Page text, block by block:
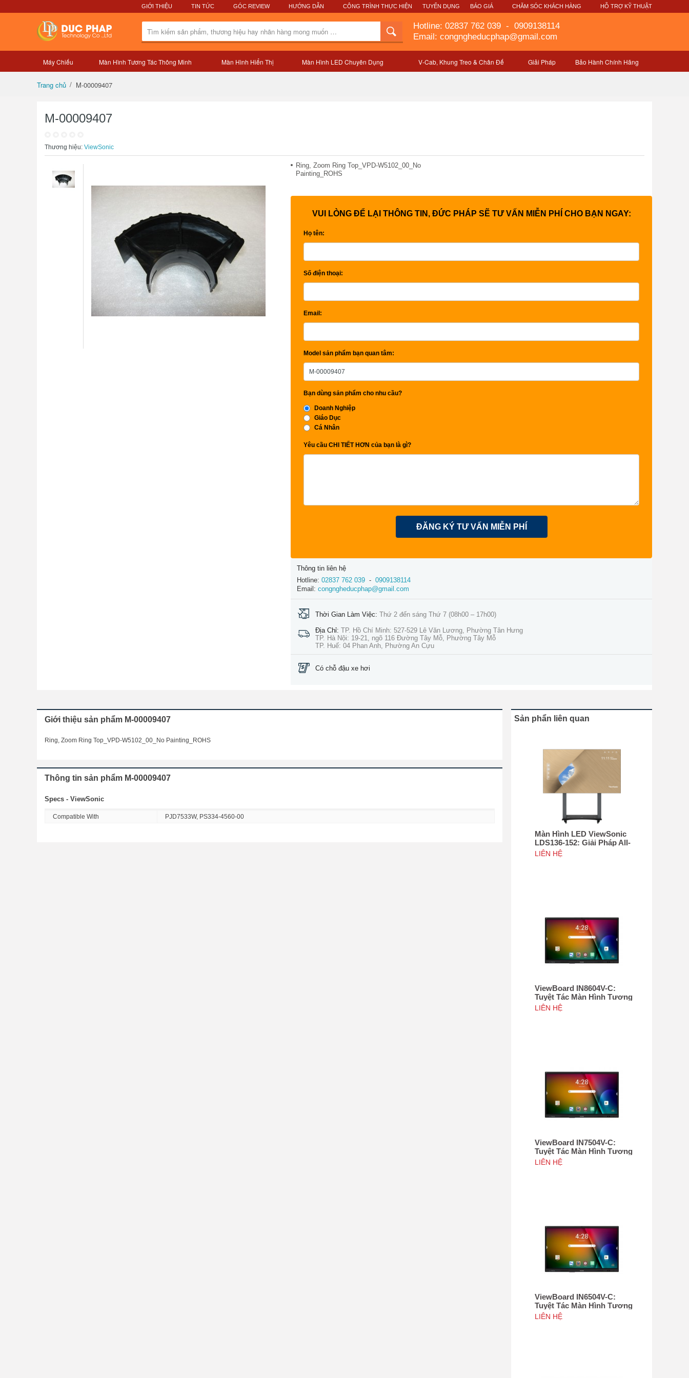
GIỚI THIỆU TIN TỨC GÓC REVIEW HƯỚNG DẪN CÔNG TRÌNH THỰC HIỆN TUYỂN DỤNG BÁO GIÁ CHĂM SÓC KHÁCH HÀNG HỖ TRỢ KỸ THUẬT
Hotline: 02837 762 039 - 0909138114
Email: congngheducphap@gmail.com
Tổng quan sản phẩm Mô tả sản phẩm
Máy Chiếu Màn Hình Tương Tác Thông Minh Màn Hình Hiển Thị Màn Hình LED Chuyên Dụng V-Cab, Khung Treo & Chân Đế Giải Pháp Bảo Hành Chính Hãng
Trang chủ M-00009407
M-00009407
Thương hiệu: ViewSonic
Ring, Zoom Ring Top_VPD-W5102_00_No
Painting_ROHS
VUI LÒNG ĐỂ LẠI THÔNG TIN, ĐỨC PHÁP SẼ TƯ VẤN MIỄN PHÍ CHO BẠN NGAY:
Họ tên:
Số điện thoại:
Email:
Model sản phẩm bạn quan tâm:
Bạn dùng sản phẩm cho nhu cầu?
Doanh Nghiệp
Giáo Dục
Cá Nhân
Yêu cầu CHI TIẾT HƠN của bạn là gì?
ĐĂNG KÝ TƯ VẤN MIỄN PHÍ
Thông tin liên hệ
Hotline: 02837 762 039 - 0909138114
Email: congngheducphap@gmail.com
Thời Gian Làm Việc: Thứ 2 đến sáng Thứ 7 (08h00 – 17h00)
Địa Chỉ: TP. Hồ Chí Minh: 527-529 Lê Văn Lương, Phường Tân Hưng
TP. Hà Nội: 19-21, ngõ 116 Đường Tây Mỗ, Phường Tây Mỗ
TP. Huế: 04 Phan Anh, Phường An Cựu
Có chỗ đậu xe hơi
Giới thiệu sản phẩm M-00009407
Ring, Zoom Ring Top_VPD-W5102_00_No Painting_ROHS
Thông tin sản phẩm M-00009407
Specs - ViewSonic
Compatible With PJD7533W, PS334-4560-00
Sản phẩn liên quan
Màn Hình LED ViewSonic
LDS136-152: Giải Pháp All-
in-One Di Động Hàng Đầu
LIÊN HỆ
ViewBoard IN8604V-C:
Tuyệt Tác Màn Hình Tương
Tác 86", Tích hợp camera
4K độ phân giải 50MP, NFC
LIÊN HỆ
ViewBoard IN7504V-C:
Tuyệt Tác Màn Hình Tương
Tác 75", Tích hợp camera
4K độ phân giải 50MP, NFC
LIÊN HỆ
ViewBoard IN6504V-C:
Tuyệt Tác Màn Hình Tương
Tác 65inch, Tích hợp
camera 4K độ phân giải
LIÊN HỆ